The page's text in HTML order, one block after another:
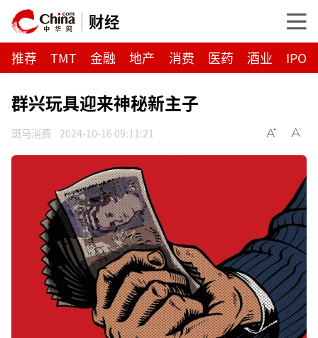
财经
推荐 TMT 金融 地产 消费 医药 酒业 IPO
群兴玩具迎来神秘新主子
斑马消费 2024-10-16 09:11:21